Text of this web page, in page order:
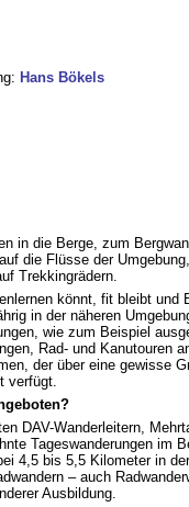
Hans Bökels
in die Berge, zum
die Flüsse der
Trekkingrädern.
könnt, fit bleibt und
in der näheren
wie zum Beispiel
Rad- und Kanutouren
der über eine gewisse
verfügt.
DAV-Wanderleitern,
Tageswanderungen im
4,5 bis 5,5 Kilometer in
– auch
Ausbildung.